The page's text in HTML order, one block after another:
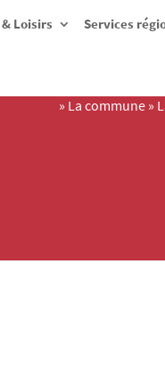
Loisirs Services
» La commune »